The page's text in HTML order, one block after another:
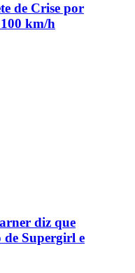
de Crise por
km/h
diz que
de Supergirl e